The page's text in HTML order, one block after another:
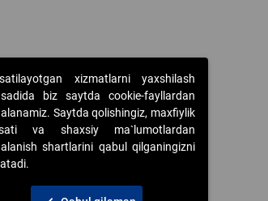
xizmatlarni yaxshilash
biz saytda cookie-fayllardan
Saytda qolishingiz, maxfiylik
va shaxsiy ma`lumotlardan
shartlarini qabul qilganingizni